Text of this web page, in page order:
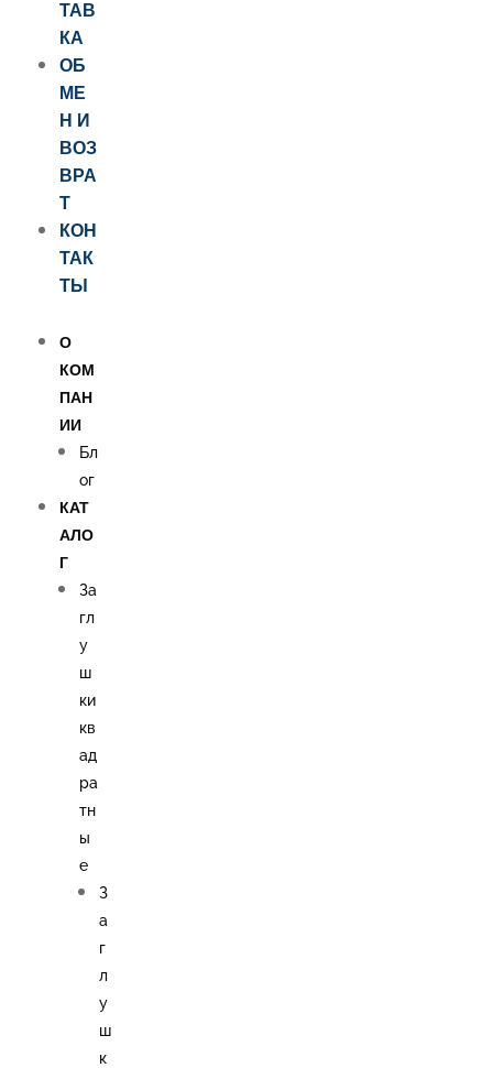
ТАВ
КА
ОБ
МЕ
Н И
ВОЗ
ВРА
Т
КОН
ТАК
ТЫ
О
КОМ
ПАН
ИИ
Бл
ог
КАТ
АЛО
Г
За
гл
у
ш
ки
кв
ад
ра
тн
ы
е
З
а
г
л
у
ш
к